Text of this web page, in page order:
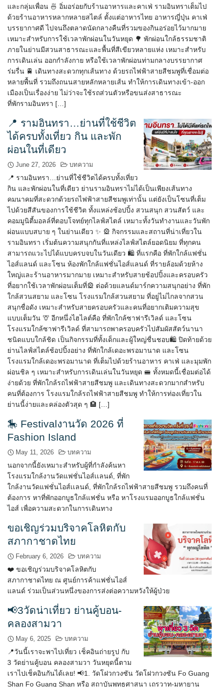
และกลุ่มเพื่อน 🍜 อิ่มอร่อยกับร้านอาหารและคาเฟ่ รามอินทราเต็มไป
ด้วยร้านอาหารหลากหลายสไตล์ ตั้งแต่อาหารไทย อาหารญี่ปุ่น คาเฟ่
บรรยากาศดี ไปจนถึงตลาดนัดกลางคืนที่รวมของกินอร่อยไว้มากมาย
เหมาะสำหรับการใช้เวลาพักผ่อนในวันหยุด 🌳 พักผ่อนใกล้ธรรมชาติ
ภายในย่านมีสวนสาธารณะและพื้นที่สีเขียวหลายแห่ง เหมาะสำหรับ
การเดินเล่น ออกกำลังกาย หรือใช้เวลาพักผ่อนท่ามกลางบรรยากาศ
ร่มรื่น 🚆 เดินทางสะดวกทุกเส้นทาง ด้วยรถไฟฟ้าสายสีชมพูที่เชื่อมต่อ
หลายพื้นที่ รวมถึงถนนสายหลักหลายเส้น ทำให้การเดินทางเข้า-ออก
เมืองเป็นเรื่องง่าย ไม่ว่าจะใช้รถส่วนตัวหรือขนส่งสาธารณะ
ที่พักรามอินทรา […]
📍 รามอินทรา…ย่านที่ใช้ชีวิต
ได้ครบทั้งเที่ยว กิน และพัก
ผ่อนในที่เดียว
June 27, 2026 บทความ
📍 รามอินทรา…ย่านที่ใช้ชีวิตได้ครบทั้งเที่ยว
กิน และพักผ่อนในที่เดียว ย่านรามอินทราไม่ได้เป็นเพียงเส้นทาง
คมนาคมที่สะดวกด้วยรถไฟฟ้าสายสีชมพูเท่านั้น แต่ยังเป็นโซนที่เต็ม
ไปด้วยสีสันของการใช้ชีวิต ทั้งแหล่งช้อปปิ้ง สวนสนุก สวนสัตว์ และ
คอมมูนิตี้มอลล์ที่ตอบโจทย์ทุกไลฟ์สไตล์ เหมาะทั้งวันทำงานและวันพัก
ผ่อนแบบสบาย ๆ ในย่านเดียว ✨ 🎡 กิจกรรมและสถานที่น่าเที่ยวใน
รามอินทรา เริ่มต้นความสนุกกันที่แหล่งไลฟ์สไตล์ยอดนิยม ที่ทุกคน
สามารถแวะไปได้แบบครบจบในวันเดียว 🛍 ที่แรกคือ ที่พักใกล้แฟชั่น
ไอส์แลนด์ และโซน ห้องพักใกล้แฟชั่นไอส์แลนด์ ที่รายล้อมด้วยห้าง
ใหญ่และร้านอาหารมากมาย เหมาะสำหรับสายช้อปปิ้งและครอบครัว
ที่อยากใช้เวลาพักผ่อนเต็มที่🎡 ต่อด้วยแลนด์มาร์กความสนุกอย่าง ที่พัก
ใกล้สวนสยาม และโซน โรงแรมใกล้สวนสยาม ที่อยู่ไม่ไกลจากสวน
สนุกชื่อดัง เหมาะสำหรับสายครอบครัวและคนที่อยากเติมความสุข
แบบเต็มวัน 🦒 อีกหนึ่งไฮไลต์คือ ที่พักใกล้ซาฟารีเวิลด์ และโซน
โรงแรมใกล้ซาฟารีเวิลด์ ที่สามารถพาครอบครัวไปสัมผัสสัตว์นานา
ชนิดแบบใกล้ชิด เป็นกิจกรรมที่ทั้งเด็กและผู้ใหญ่ชื่นชอบ🛍 ปิดท้ายด้วย
ย่านไลฟ์สไตล์ช้อปปิ้งอย่าง ที่พักใกล้เดอะพรอมานาด และโซน
โรงแรมใกล้เดอะพรอมานาด ที่เต็มไปด้วยร้านอาหาร คาเฟ่ และมุมพัก
ผ่อนชิล ๆ เหมาะสำหรับการเดินเล่นในวันหยุด 🚝 ทั้งหมดนี้เชื่อมต่อได้
ง่ายด้วย ที่พักใกล้รถไฟฟ้าสายสีชมพู และเดินทางสะดวกมากสำหรับ
คนที่ต้องการ โรงแรมใกล้รถไฟฟ้าสายสีชมพู ทำให้การท่องเที่ยวใน
ย่านนี้ง่ายและคล่องตัวสุด ๆ 🏨 […]
🎠 Festivalงานวัด 2026 ที่
Fashion Island
May 11, 2026 บทความ
นอกจากนี้ยังเหมาะสำหรับผู้ที่กำลังค้นหา
โรงแรมใกล้งานวัดแฟชั่นไอส์เเลนด์, ที่พัก
ใกล้งานวัดแฟชั่นไอส์เเลนด์, ที่พักใกล้รถไฟฟ้าสายสีชมพู รวมถึงคนที่
ต้องการ หาที่พักออกบูธใกล้แฟชั่น หรือ หาโรงแรมออกบูธใกล้แฟชั่น
ไอส์ เพื่อความสะดวกในการเดินทาง
ขอเชิญร่วมบริจาคโลหิตกับ
สภากาชาดไทย
February 6, 2026 บทความ
❤️ ขอเชิญร่วมบริจาคโลหิตกับ
สภากาชาดไทย ณ ศูนย์การค้าแฟชั่นไอส์
แลนด์ ร่วมเป็นส่วนหนึ่งของการส่งต่อความหวังให้ผู้ป่วย
📢3วัดน่าเที่ยว ย่านคู้บอน-
คลองสามวา
May 6, 2025 บทความ
📍วันนี้เราจะพาไปเที่ยว เช็คอินถ่ายรูป กับ
3 วัดย่านคู้บอน คลองสามวา วันหยุดนี้ตาม
เราไปเช็คอินกันได้เลย! 📢1. วัดโฝวกวงซัน วัดโฝวกวงซัน Fo Guang
Shan Fo Guang Shan หรือ สถาบันพุทธศาสนา เถรวาท-มหายาน